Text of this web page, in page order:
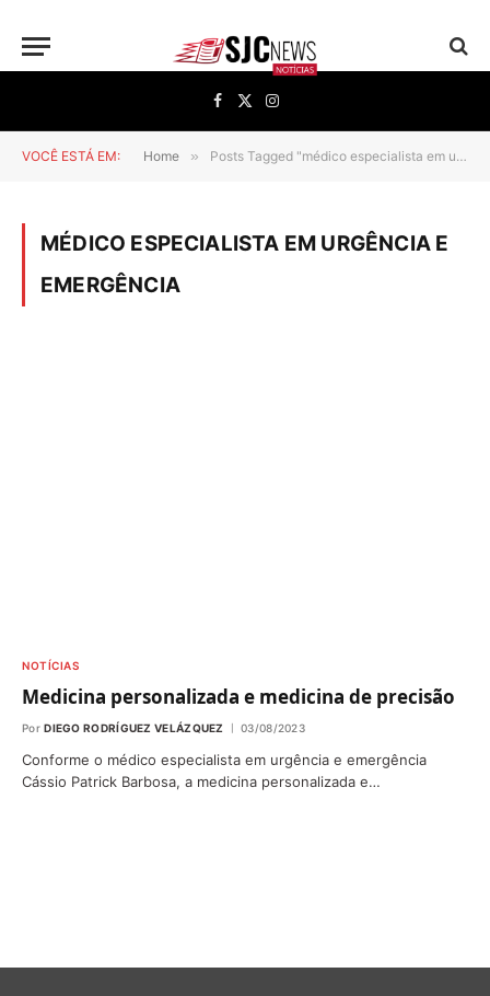
Facebook
X
(Twitter)
Instagram
VOCÊ ESTÁ EM: Home » Posts Tagged "médico especialista em urgência e emergência"
MÉDICO ESPECIALISTA EM URGÊNCIA E
EMERGÊNCIA
NOTÍCIAS
Medicina personalizada e medicina de precisão
Por DIEGO RODRÍGUEZ VELÁZQUEZ 03/08/2023
Conforme o médico especialista em urgência e emergência
Cássio Patrick Barbosa, a medicina personalizada e…